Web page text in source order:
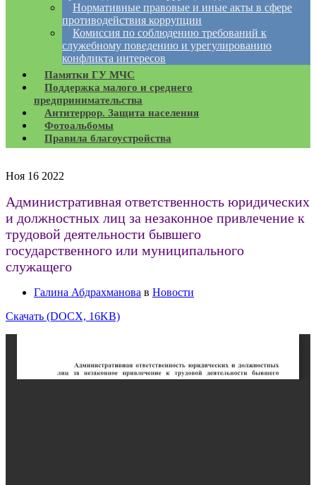
Нормативные правовые и иные акты в сфере
противодействия коррупции
Комиссия по соблюдению требований к
служебному поведению и урегулированию
конфликта интересов
Памятки ГУ МЧС
Поддержка малого и среднего
предпринимательства
Антитеррор. Защита населения
Фотоальбомы
Правила благоустройства
Ноя 16 2022
Административная ответственность юридических
и должностных лиц за незаконное привлечение к
трудовой деятельности бывшего
государственного или муниципального
служащего
Галина Абдрахманова в Новости
Скачать (DOCX, 16KB)